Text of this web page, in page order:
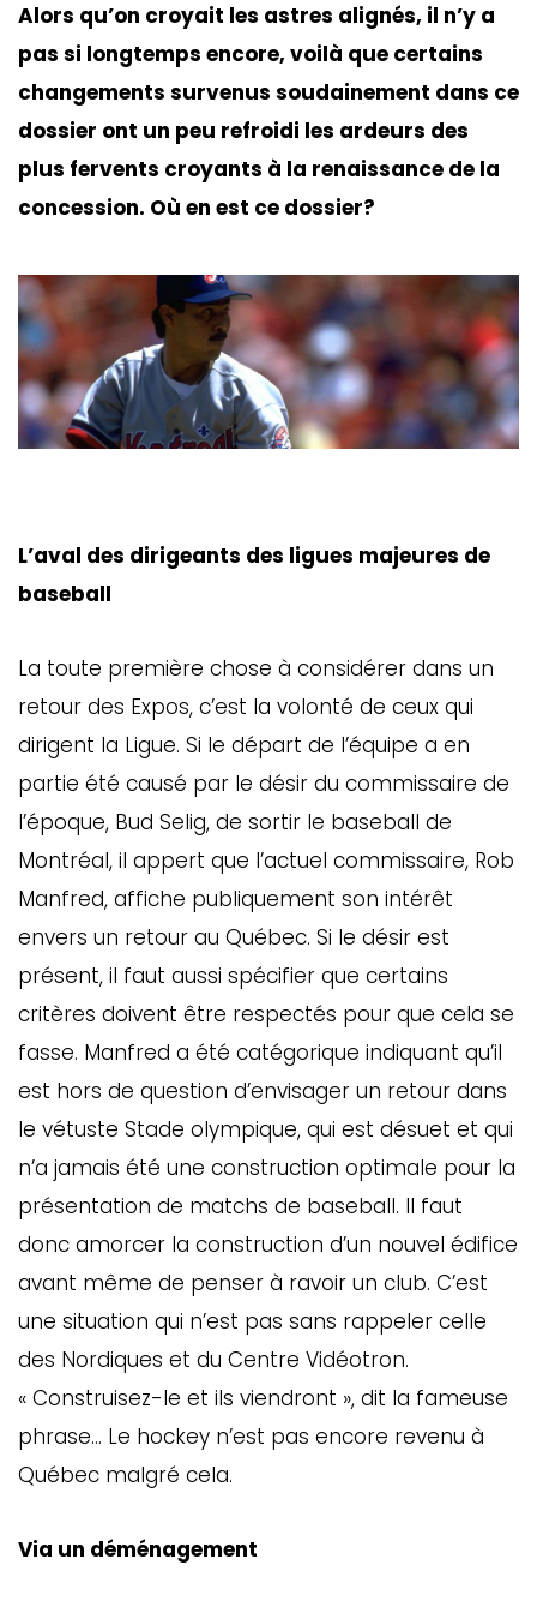
Alors qu’on croyait les astres alignés, il n’y a
pas si longtemps encore, voilà que certains
changements survenus soudainement dans ce
dossier ont un peu refroidi les ardeurs des
plus fervents croyants à la renaissance de la
concession. Où en est ce dossier?
L’aval des dirigeants des ligues majeures de
baseball
La toute première chose à considérer dans un
retour des Expos, c’est la volonté de ceux qui
dirigent la Ligue. Si le départ de l’équipe a en
partie été causé par le désir du commissaire de
l’époque, Bud Selig, de sortir le baseball de
Montréal, il appert que l’actuel commissaire, Rob
Manfred, affiche publiquement son intérêt
envers un retour au Québec. Si le désir est
présent, il faut aussi spécifier que certains
critères doivent être respectés pour que cela se
fasse. Manfred a été catégorique indiquant qu’il
est hors de question d’envisager un retour dans
le vétuste Stade olympique, qui est désuet et qui
n’a jamais été une construction optimale pour la
présentation de matchs de baseball. Il faut
donc amorcer la construction d’un nouvel édifice
avant même de penser à ravoir un club. C’est
une situation qui n’est pas sans rappeler celle
des Nordiques et du Centre Vidéotron.
« Construisez-le et ils viendront », dit la fameuse
phrase… Le hockey n’est pas encore revenu à
Québec malgré cela.
Via un déménagement